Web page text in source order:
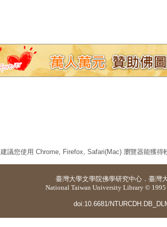
建議您使用 Chrome, Firefox, Safari(Mac) 瀏覽器能獲得
臺灣大學文學院佛學研究中心 ． 臺灣
National Taiwan University Library © 1995
doi:10.6681/